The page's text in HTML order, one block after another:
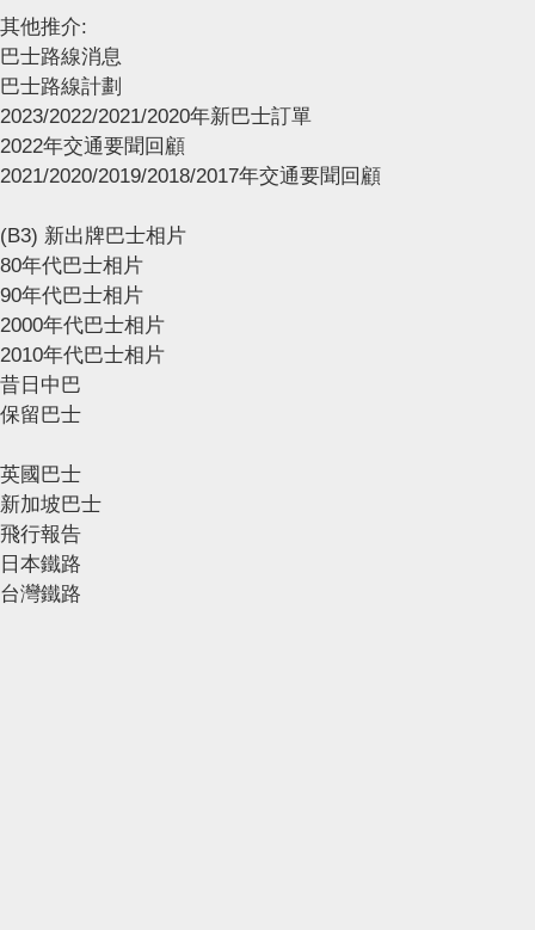
其他推介:
巴士路線消息
巴士路線計劃
2023/2022/2021/2020年新巴士訂單
2022年交通要聞回顧
2021/2020/2019/2018/2017年交通要聞回顧
(B3) 新出牌巴士相片
80年代巴士相片
90年代巴士相片
2000年代巴士相片
2010年代巴士相片
昔日中巴
保留巴士
英國巴士
新加坡巴士
飛行報告
日本鐵路
台灣鐵路